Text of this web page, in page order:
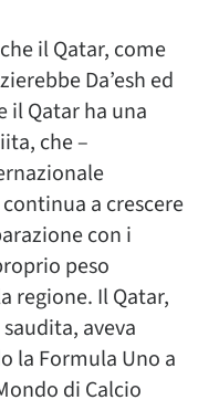
il Qatar, come
Da’esh ed
il Qatar ha una
che –
a crescere
con i
peso
regione. Il Qatar,
aveva
la Formula Uno a
di Calcio